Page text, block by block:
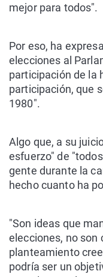
mejor para todos".
Por eso, ha
elecciones al
participación de la
participación, que
1980".
Algo que, a su
esfuerzo" de
gente durante la
hecho cuanto ha
"Son ideas que
elecciones, no son
planteamiento
podría ser un